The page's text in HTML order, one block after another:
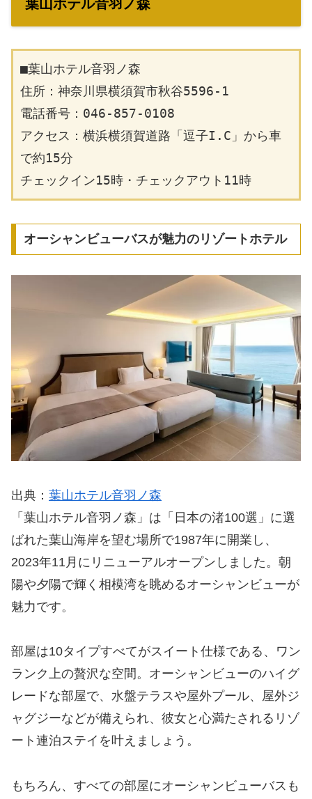
葉山ホテル音羽ノ森
■葉山ホテル音羽ノ森
住所：神奈川県横須賀市秋谷5596-1
電話番号：046-857-0108
アクセス：横浜横須賀道路「逗子I.C」から車
で約15分
チェックイン15時・チェックアウト11時
オーシャンビューバスが魅力のリゾートホテル
出典： 葉山ホテル音羽ノ森
「葉山ホテル音羽ノ森」は「日本の渚100選」に選
ばれた葉山海岸を望む場所で1987年に開業し、
2023年11月にリニューアルオープンしました。朝
陽や夕陽で輝く相模湾を眺めるオーシャンビューが
魅力です。
部屋は10タイプすべてがスイート仕様である、ワン
ランク上の贅沢な空間。オーシャンビューのハイグ
レードな部屋で、水盤テラスや屋外プール、屋外ジ
ャグジーなどが備えられ、彼女と心満たされるリゾ
ート連泊ステイを叶えましょう。
もちろん、すべての部屋にオーシャンビューバスも